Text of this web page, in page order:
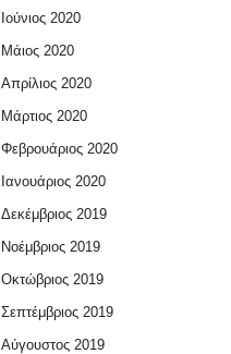
Ιούνιος 2020
Μάιος 2020
Απρίλιος 2020
Μάρτιος 2020
Φεβρουάριος 2020
Ιανουάριος 2020
Δεκέμβριος 2019
Νοέμβριος 2019
Οκτώβριος 2019
Σεπτέμβριος 2019
Αύγουστος 2019